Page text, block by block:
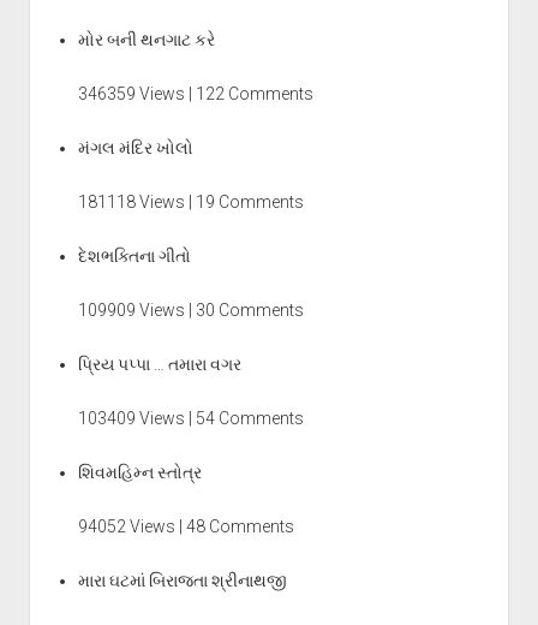
મોર બની થનગાટ કરે
346359 Views | 122 Comments
મંગલ મંદિર ખોલો
181118 Views | 19 Comments
દેશભક્તિના ગીતો
109909 Views | 30 Comments
પ્રિય પપ્પા … તમારા વગર
103409 Views | 54 Comments
શિવમહિમ્ન સ્તોત્ર
94052 Views | 48 Comments
મારા ઘટમાં બિરાજતા શ્રીનાથજી